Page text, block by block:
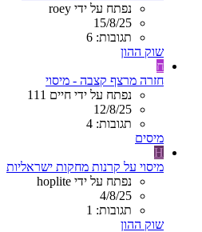
נפתח על ידי roey
15/8/25
תגובות: 6
שוק ההון
ח
חזרה מרצף קצבה - מיסוי
נפתח על ידי חיים 111
12/8/25
תגובות: 4
מיסים
H
מיסוי על קרנות מחקות ישראליות
נפתח על ידי hoplite
4/8/25
תגובות: 1
שוק ההון